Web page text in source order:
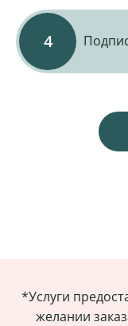
*Услуги
желании